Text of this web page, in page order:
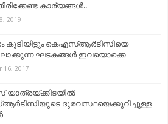
കാര്യങ്ങൾ..
2019
കൂടിയിട്ടും കെഎസ്ആര്‍ടിസിയെ
ഘടകങ്ങള്‍ ഇവയൊക്കെ…
16, 2017
ദുരവസ്ഥയെക്കുറിച്ചുള്ള